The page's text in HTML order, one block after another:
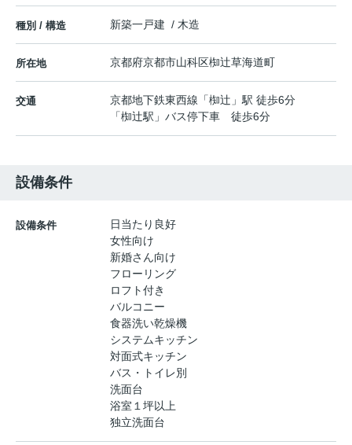
種別 / 構造 新築一戸建 / 木造
所在地 京都府京都市山科区椥辻草海道町
交通 京都地下鉄東西線 「椥辻 」駅 徒歩6分
「椥辻駅」バス停下車 徒歩6分
設備条件
設備条件
日当たり良好
女性向け
新婚さん向け
フローリング
ロフト付き
バルコニー
食器洗い乾燥機
システムキッチン
対面式キッチン
バス・トイレ別
洗面台
浴室１坪以上
独立洗面台